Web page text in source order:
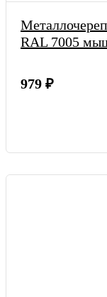
RAL 7005
979 ₽